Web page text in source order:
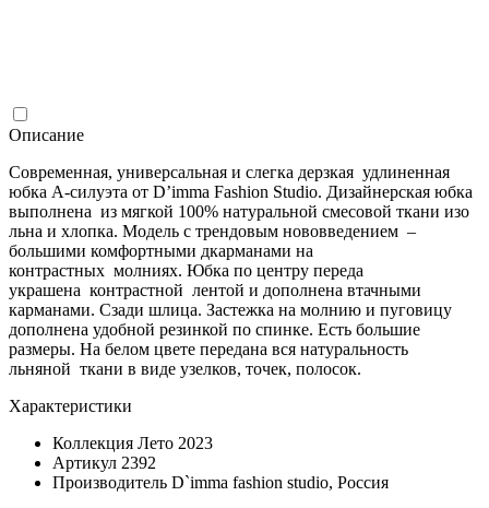
Описание
Современная, универсальная и слегка дерзкая удлиненная
юбка А-силуэта от D’imma Fashion Studio. Дизайнерская юбка
выполнена из мягкой 100% натуральной смесовой ткани изо
льна и хлопка. Модель с трендовым нововведением –
большими комфортными дкарманами на
контрастных молниях. Юбка по центру переда
украшена контрастной лентой и дополнена втачными
карманами. Сзади шлица. Застежка на молнию и пуговицу
дополнена удобной резинкой по спинке. Есть большие
размеры. На белом цвете передана вся натуральность
льняной ткани в виде узелков, точек, полосок.
Характеристики
Коллекция Лето 2023
Артикул 2392
Производитель D`imma fashion studio, Россия